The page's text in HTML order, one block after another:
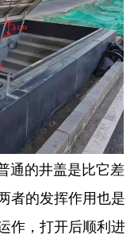
的井盖是比它差
者的发挥作用也是
作，打开后顺利进